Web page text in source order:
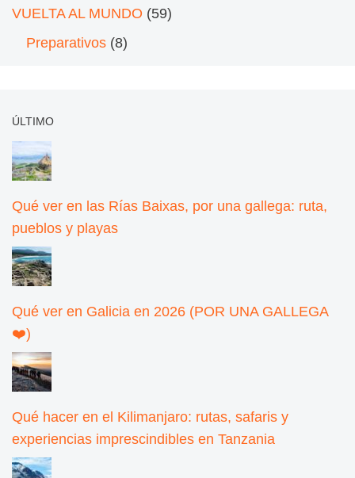
VUELTA AL MUNDO (59)
Preparativos (8)
ÚLTIMO
Qué ver en las Rías Baixas, por una gallega: ruta,
pueblos y playas
Qué ver en Galicia en 2026 (POR UNA GALLEGA
❤️)
Qué hacer en el Kilimanjaro: rutas, safaris y
experiencias imprescindibles en Tanzania